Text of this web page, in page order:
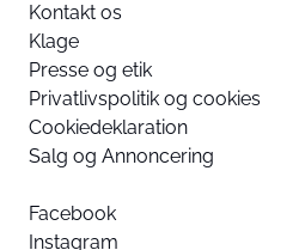
Kontakt os
Klage
Presse og etik
Privatlivspolitik og cookies
Cookiedeklaration
Salg og Annoncering
Facebook
Instagram